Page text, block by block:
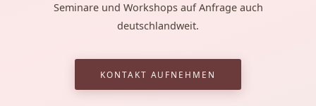
Seminare und Workshops auf Anfrage auch
deutschlandweit.
KONTAKT AUFNEHMEN